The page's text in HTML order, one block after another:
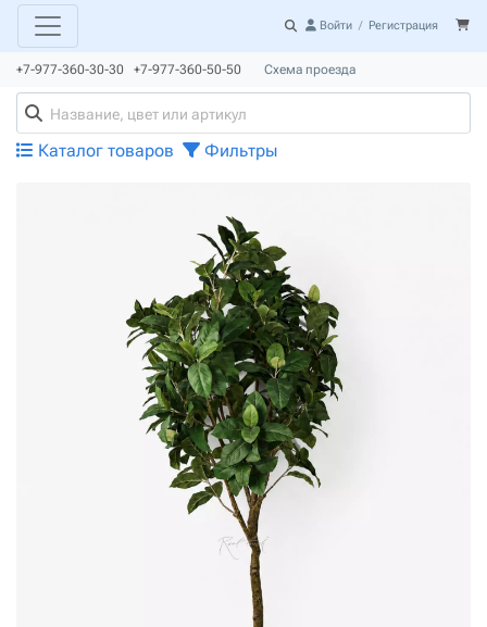
Войти / Регистрация
+7-977-360-30-30 +7-977-360-50-50 Схема проезда
Каталог товаров Фильтры